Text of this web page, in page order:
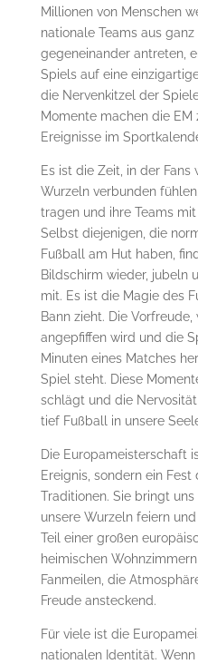
Millionen von Menschen
nationale Teams aus
gegeneinander antreten,
Spiels auf eine
die Nervenkitzel der
Momente machen die
Ereignisse im
Es ist die Zeit, in der
Wurzeln verbunden
tragen und ihre Teams
Selbst diejenigen, die
Fußball am Hut haben,
Bildschirm wieder, jubeln
mit. Es ist die Magie des
Bann zieht. Die
angepfiffen wird und die
Minuten eines Matches
Spiel steht. Diese
schlägt und die
tief Fußball in unsere
Die Europameisterschaft
Ereignis, sondern ein
Traditionen. Sie bringt
unsere Wurzeln feiern
Teil einer großen
heimischen
Fanmeilen, die
Freude ansteckend.
Für viele ist die
nationalen Identität.